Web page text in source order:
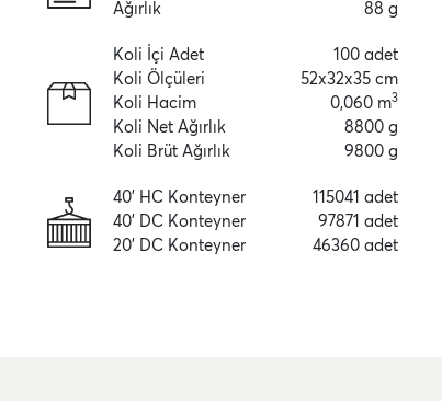
Ağırlık
88 g
Koli İçi Adet
Koli Ölçüleri
Koli Hacim
Koli Net Ağırlık
Koli Brüt Ağırlık
100 adet
52x32x35 cm
0,060 m3
8800 g
9800 g
40' HC Konteyner
40' DC Konteyner
20' DC Konteyner
115041 adet
97871 adet
46360 adet